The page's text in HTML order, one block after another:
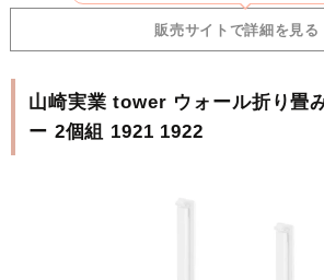
販売サイトで詳細を見る
山崎実業 tower ウォール折り畳
ー 2個組 1921 1922